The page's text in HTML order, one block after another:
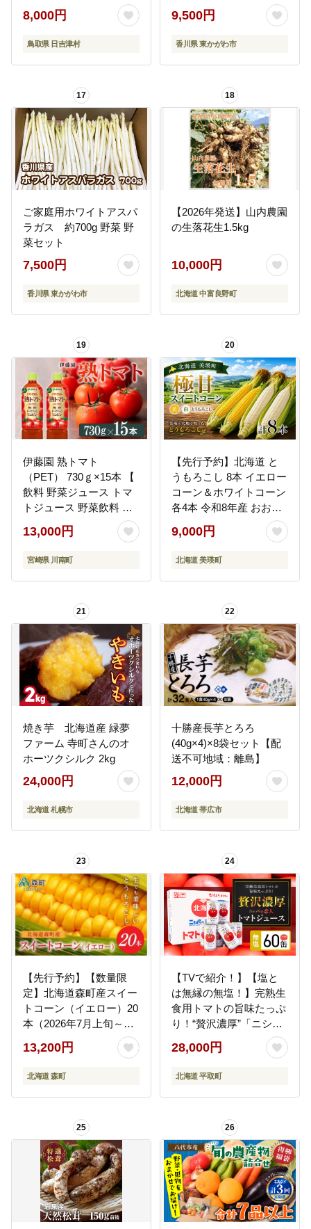
もぎたけ タモギタケ エ
ルゴチオネイン だし 出
汁】
8,000円
鳥取県 日吉津村
しい 1万円以下 肉厚 野
菜セット 新鮮 旬 とれた
て お取り寄せ BBQ 贈り
9,500円
香川県 東かがわ市
17
ご家庭用ホワイトアスパ
ラガス 約700g 野菜 野
菜セット
7,500円
香川県 東かがわ市
18
【2026年発送】山内農園
の生落花生1.5kg
10,000円
北海道 中富良野町
19
伊藤園 熟トマト
（PET） 730ｇ×15本 【
飲料 野菜ジュース トマ
トジュース 野菜飲料 ソ
フトドリンク ヘルシー
とまと ペットボトル 】
[C07383]
13,000円
宮崎県 川南町
20
【先行予約】北海道 と
うもろこし 8本 イエロー
コーン＆ホワイトコーン
各4本 令和8年産 おおと
り｜スイートコーン 朝
採れ 朝もぎ 新鮮 トウモ
ロコシ コーン 美瑛町 美
9,000円
北海道 美瑛町
21
焼き芋 北海道産 緑夢
ファーム 寺町さんのオ
ホーツクシルク 2kg
24,000円
北海道 札幌市
22
十勝産長芋とろろ
(40g×4)×8袋セット【配
送不可地域：離島】
12,000円
北海道 帯広市
23
【先行予約】【数量限
定】北海道森町産スイー
トコーン（イエロー）20
本（2026年7月上旬～9
月中旬頃に順次お届け）
とうもろこし トウモロ
コシ とうきび 野菜 やさ
森町 mr1-0146
13,200円
北海道 森町
24
【TVで紹介！】【塩と
は無縁の無塩！】完熟生
食用トマトの旨味たっぷ
り！“贅沢濃厚”「ニシパ
の恋人」トマトジュース
無塩 大満足の60缶
BRTH002
28,000円
北海道 平取町
25 26